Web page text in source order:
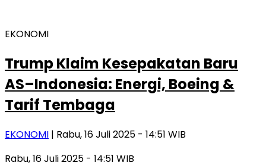
EKONOMI
Trump Klaim Kesepakatan Baru
AS–Indonesia: Energi, Boeing &
Tarif Tembaga
EKONOMI | Rabu, 16 Juli 2025 - 14:51 WIB
Rabu, 16 Juli 2025 - 14:51 WIB